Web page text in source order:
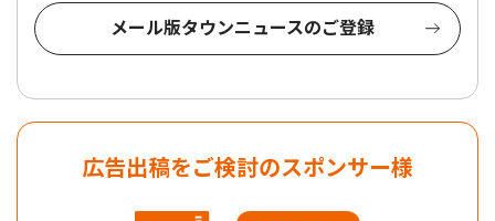
メール版タウンニュースのご登録
広告出稿をご検討のスポンサー様